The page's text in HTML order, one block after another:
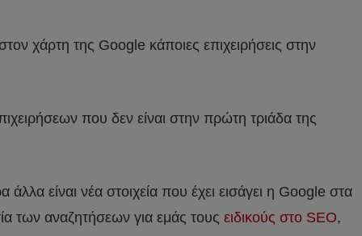
χάρτη της Google κάποιες επιχειρήσεις στην
που δεν είναι στην πρώτη τριάδα της
άλλα είναι νέα στοιχεία που έχει εισάγει η Google στα
των αναζητήσεων για εμάς τους ειδικούς στο SEO,